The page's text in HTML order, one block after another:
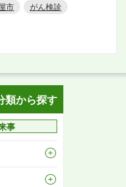
市
がん検診
類から探す
事